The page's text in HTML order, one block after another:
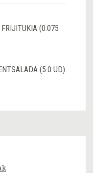
(0.075
(5.0 UD)